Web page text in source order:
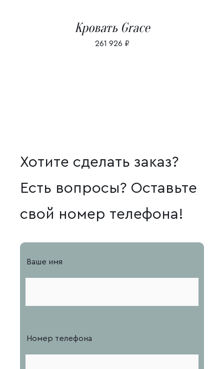
Кровать Grace
261 926 ₽
Хотите сделать заказ?
Есть вопросы? Оставьте
свой номер телефона!
Ваше имя
Номер телефона